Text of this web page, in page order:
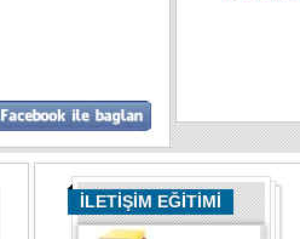
İLETİŞİM EĞİTİMİ